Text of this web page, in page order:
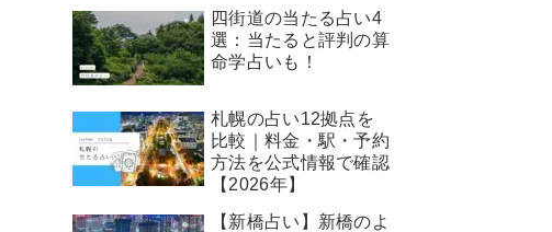
四街道の当たる占い4
選：当たると評判の算
命学占いも！
札幌の占い12拠点を
比較｜料金・駅・予約
方法を公式情報で確認
【2026年】
【新橋占い】新橋のよ